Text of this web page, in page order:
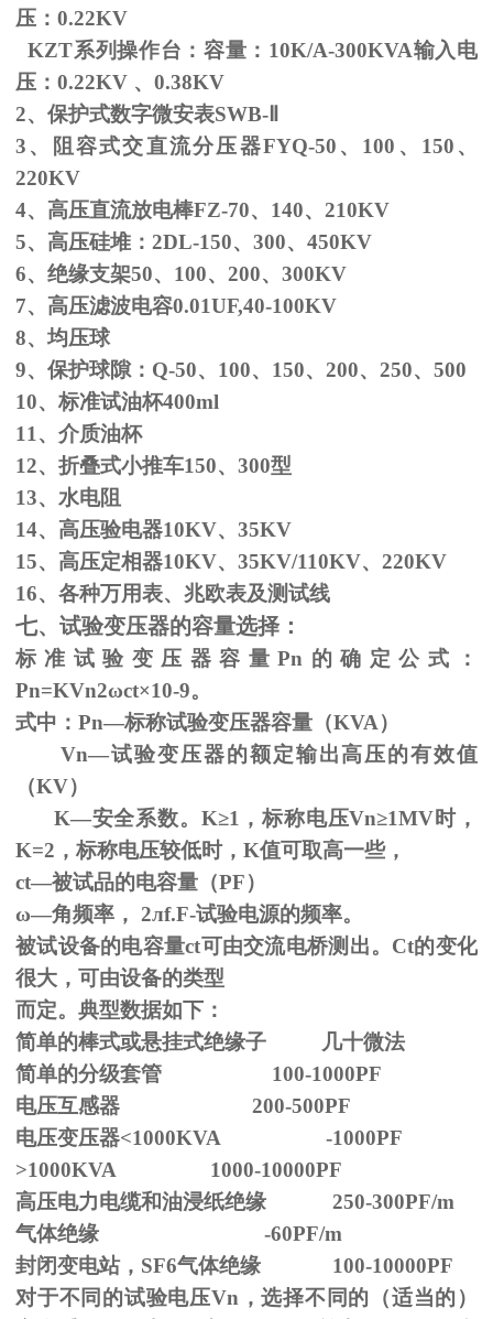
压： 0.22KV
KZT系列操作台：容量： 10K/A-300KVA输入电
压： 0.22KV 、 0.38KV
2、保护式数字微安表SWB-
3、阻容式交直流分压器FYQ-50 、 100 、 150 、
220KV
4、高压直流放电棒FZ-70、 140、 210KV
5、高压硅堆： 2DL-150、 300、 450KV
6、绝缘支架50、 100、 200、 300KV
7、高压滤波电容0.01UF,40-100KV
8、均压球
9、保护球隙： Q-50、 100、 150、 200、 250、 500
10、标准试油杯400ml
11、介质油杯
12、折叠式小推车150、 300型
13、水电阻
14、高压验电器10KV、 35KV
15、高压定相器10KV、 35KV/110KV、 220KV
16、各种万用表、兆欧表及测试线
七、试验变压器的容量选择：
标准试验变压器容量Pn 的确定公式：
Pn=KVn2ωct×10-9。
式中： Pn—标称试验变压器容量（KVA）
Vn—试验变压器的额定输出高压的有效值
（KV）
K—安全系数。 K≥1，标称电压Vn≥1MV时，
K=2，标称电压较低时，K值可取高一些，
ct—被试品的电容量（PF）
ω—角频率， 2лf.F-试验电源的频率。
被试设备的电容量ct可由交流电桥测出。Ct的变化
很大，可由设备的类型
而定。典型数据如下：
简单的棒式或悬挂式绝缘子 几十微法
简单的分级套管 100-1000PF
电压互感器 200-500PF
电压变压器<1000KVA -1000PF
>1000KVA 1000-10000PF
高压电力电缆和油浸纸绝缘 250-300PF/m
气体绝缘 -60PF/m
封闭变电站，SF6气体绝缘 100-10000PF
对于不同的试验电压Vn ，选择不同的（适当的）